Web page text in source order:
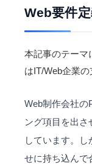
Web要件
本記事のテーマ
はIT/Web企業の
Web制作会社の
ング項目を出
しています。
せに持ち込んで